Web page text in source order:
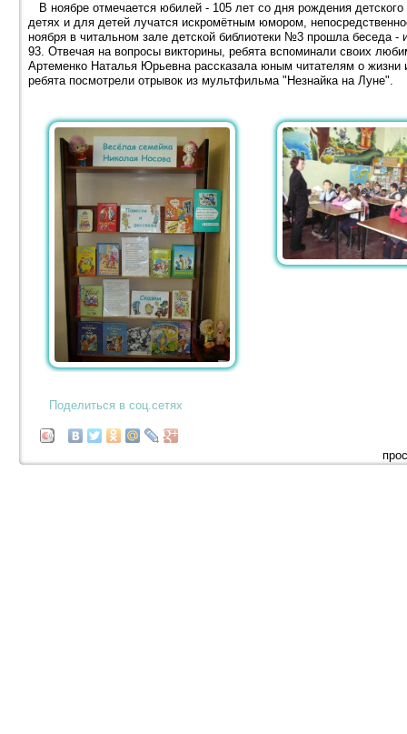
В ноябре отмечается юбилей - 105 лет со дня рождения
детях и для детей лучатся искромётным юмором,
ноября в читальном зале детской библиотеки №3 прошла беседа
93. Отвечая на вопросы викторины, ребята вспоминали своих
Артеменко Наталья Юрьевна рассказала юным читателям о жизни
ребята посмотрели отрывок из мультфильма "Незнайка на Луне".
Поделиться в соц.сетях